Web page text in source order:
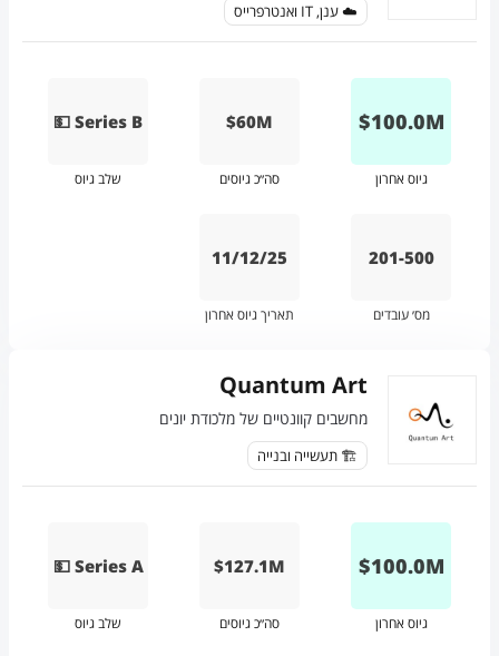
☁️ ענן, IT ואנטרפרייס
M
100.0
$
גיוס אחרון
$60M
סה״כ גיוסים
💵 Series B
שלב גיוס
201-500
מס׳ עובדים
11/12/25
תאריך גיוס אחרון
Quantum Art
מחשבים קוונטיים של מלכודת יונים
🏗️ תעשייה ובנייה
M
100.0
$
גיוס אחרון
$127.1M
סה״כ גיוסים
💵 Series A
שלב גיוס